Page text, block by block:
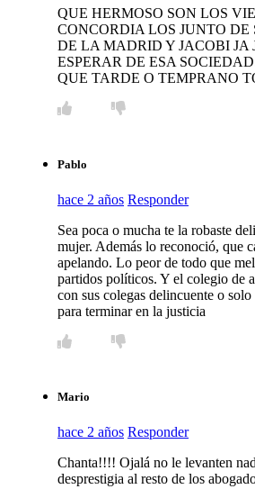
QUE HERMOSO SON LOS
CONCORDIA LOS JUNTO DE
DE LA MADRID Y JACOBI JA
ESPERAR DE ESA
QUE TARDE O TEMPRANO
Pablo
hace 2 años Responder
Sea poca o mucha te la robaste
mujer. Además lo reconoció, que
apelando. Lo peor de todo que
partidos políticos. Y el colegio de
con sus colegas delincuente o
para terminar en la justicia
Mario
hace 2 años Responder
Chanta!!!! Ojalá no le levanten
desprestigia al resto de los